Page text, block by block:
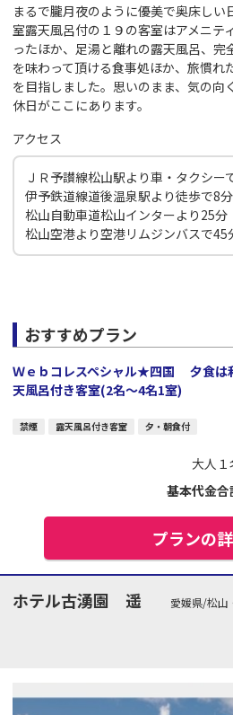
まるで朧月夜のように優美で奥床しい
室露天風呂付の１９の客室はアメニテ
ったほか、足湯と離れの露天風呂、完
を味わって頂ける食事処ほか、旅慣れ
を目指しました。思いのまま、気の向
休日がここにあります。
アクセス
ＪＲ予讃線松山駅より車・タクシー
伊予鉄道線道後温泉駅より徒歩で8分
松山自動車道松山インターより25分
松山空港より空港リムジンバスで45
おすすめプラン
Ｗｅｂコレスペシャル★四国 夕食は
天風呂付き客室(2名～4名1室)
禁煙 露天風呂付き客室 夕・朝食付
大人１
基本代金合
プランの
ホテル古湧園 遥
愛媛県/松山